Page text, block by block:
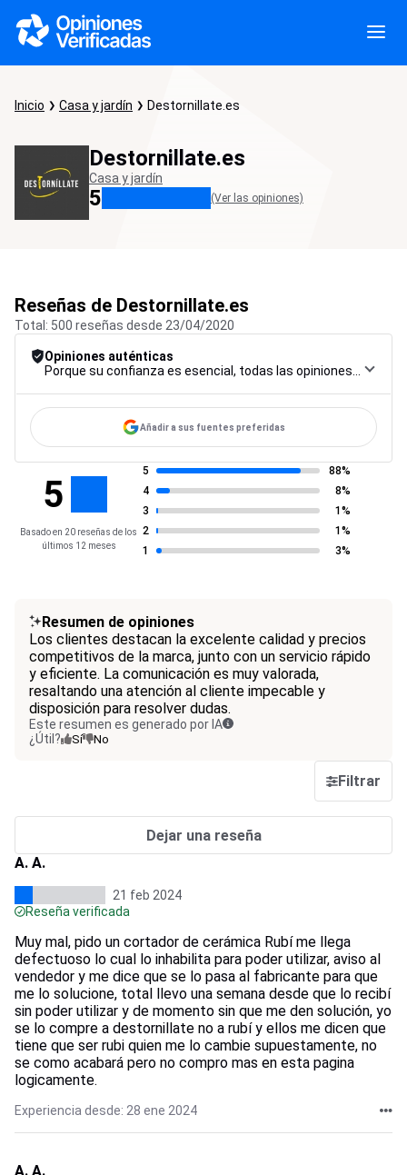
Inicio Casa y jardín Destornillate.es
Destornillate.es
Casa y jardín
5 (Ver las opiniones)
Reseñas de Destornillate.es
Total: 500 reseñas desde 23/04/2020
Opiniones auténticas
Añadir a sus fuentes preferidas
5
Basado en 20 reseñas de los
últimos 12 meses
5
88%
4
8%
3
1%
2
1%
1
3%
Resumen de opiniones
Los clientes destacan la excelente calidad y precios
competitivos de la marca, junto con un servicio rápido
y eficiente. La comunicación es muy valorada,
resaltando una atención al cliente impecable y
disposición para resolver dudas.
Este resumen es generado por IA
¿Útil?
Sí No
Filtrar
Dejar una reseña
A. A.
21 feb 2024
Reseña verificada
Muy mal, pido un cortador de cerámica Rubí me llega
defectuoso lo cual lo inhabilita para poder utilizar, aviso al
vendedor y me dice que se lo pasa al fabricante para que
me lo solucione, total llevo una semana desde que lo recibí
sin poder utilizar y de momento sin que me den solución, yo
se lo compre a destornillate no a rubí y ellos me dicen que
tiene que ser rubi quien me lo cambie supuestamente, no
se como acabará pero no compro mas en esta pagina
logicamente.
Experiencia desde: 28 ene 2024
A. A.